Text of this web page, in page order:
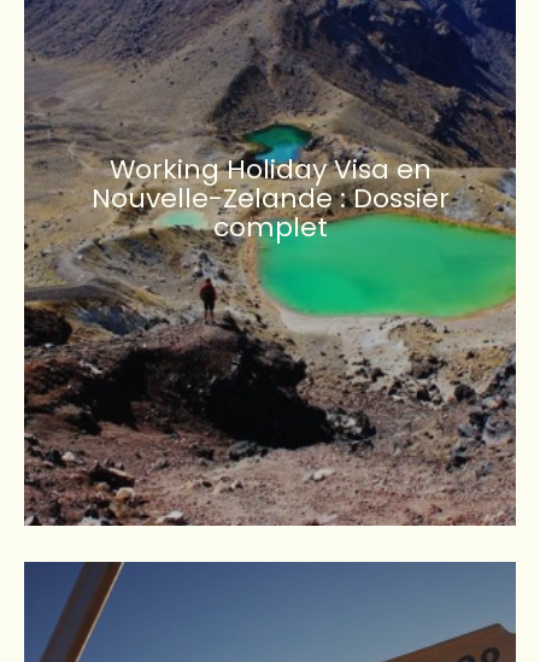
Working Holiday Visa en
Nouvelle-Zelande : Dossier
complet